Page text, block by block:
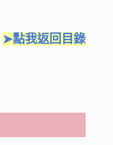
➤點我返回目錄